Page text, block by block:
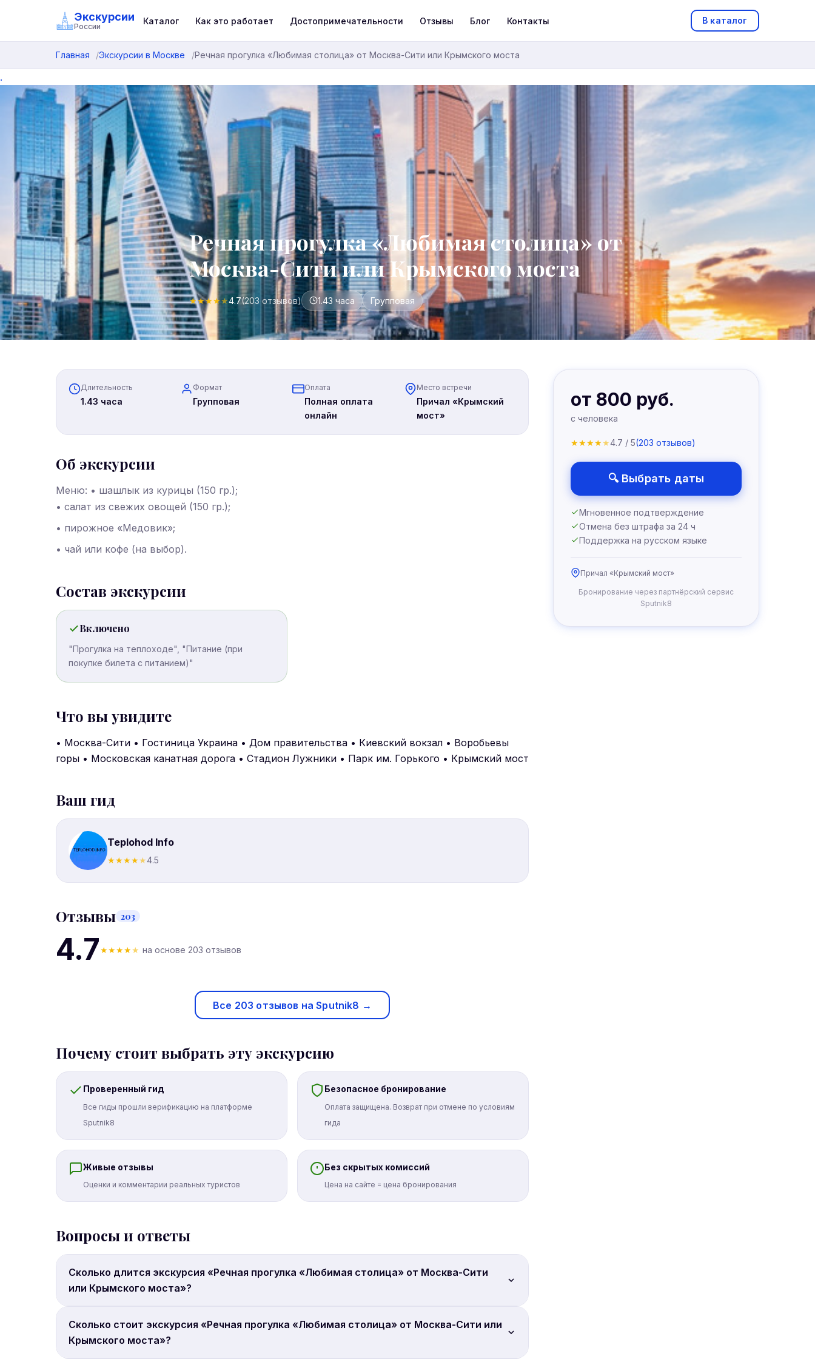
Экскурсии
России
Каталог Как это работает Достопримечательности Отзывы Блог Контакты В каталог
Главная Экскурсии в Москве Речная прогулка «Любимая столица» от Москва-Сити или Крымского моста
.
Речная прогулка «Любимая столица» от
Москва-Сити или Крымского моста
★★★★★4.7(203 отзывов) 1.43 часа Групповая
Длительность
1.43 часа
Формат
Групповая
Оплата
Полная оплата
онлайн
Место встречи
Причал «Крымский
мост»
Об экскурсии
Меню: • шашлык из курицы (150 гр.);
• салат из свежих овощей (150 гр.);
• пирожное «Медовик»;
• чай или кофе (на выбор).
Состав экскурсии
Включено
"Прогулка на теплоходе", "Питание (при
покупке билета с питанием)"
Что вы увидите
• Москва-Сити • Гостиница Украина • Дом правительства • Киевский вокзал • Воробьевы
горы • Московская канатная дорога • Стадион Лужники • Парк им. Горького • Крымский мост
Ваш гид
Teplohod Info
★★★★★4.5
Отзывы 203
4.7★★★★★ на основе 203 отзывов
Все 203 отзывов на Sputnik8 →
Почему стоит выбрать эту экскурсию
Проверенный гид
Все гиды прошли верификацию на платформе
Sputnik8
Безопасное бронирование
Оплата защищена. Возврат при отмене по условиям
гида
Живые отзывы
Оценки и комментарии реальных туристов
Без скрытых комиссий
Цена на сайте = цена бронирования
Вопросы и ответы
Сколько длится экскурсия «Речная прогулка «Любимая столица» от Москва-Сити
или Крымского моста»?
Продолжительность: 1.43 часа.
Сколько стоит экскурсия «Речная прогулка «Любимая столица» от Москва-Сити или
Крымского моста»?
от 800 руб.
с человека
★★★★★4.7 / 5(203 отзывов)
🔍 Выбрать даты
Мгновенное подтверждение
Отмена без штрафа за 24 ч
Поддержка на русском языке
Причал «Крымский мост»
Бронирование через партнёрский сервис
Sputnik8